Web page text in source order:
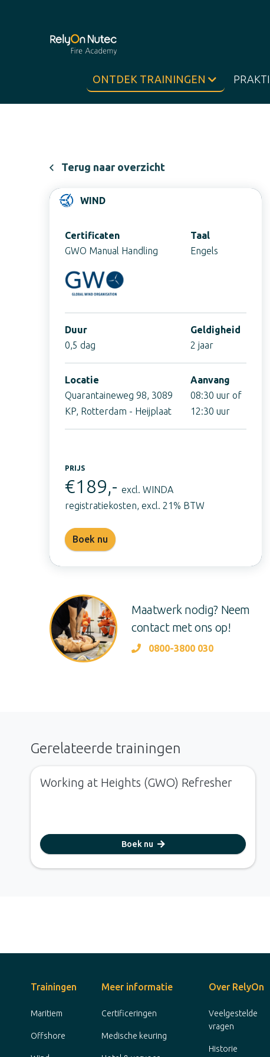
ONTDEK TRAININGEN
Terug naar overzicht
WIND
Certificaten
GWO Manual Handling
Taal
Engels
Duur
0,5 dag
Geldigheid
2 jaar
Locatie
Quarantaineweg 98, 3089
KP, Rotterdam - Heijplaat
Aanvang
08:30 uur of
12:30 uur
PRIJS
€189,- excl. WINDA
registratiekosten, excl. 21% BTW
Boek nu
Maatwerk nodig? Neem
contact met ons op!
0800-3800 030
Gerelateerde trainingen
Working at Heights (GWO) Refresher
Boek nu
Trainingen
Maritiem
Offshore
Meer informatie
Certificeringen
Medische keuring
Over RelyOn
Veelgestelde
vragen
Historie